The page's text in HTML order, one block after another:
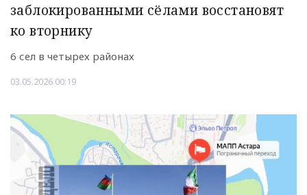
заблокированными сёлами восстановят
ко вторнику
6 сел в четырех районах
03.05.2026 00:19